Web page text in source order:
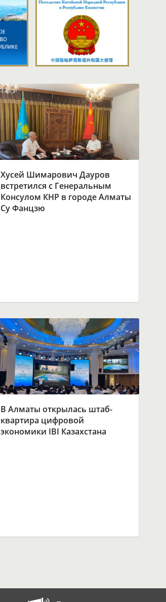
Хусей Шимарович Дауров
встретился с Генеральным
Консулом КНР в городе Алматы
Су Фанцзю
В Алматы открылась штаб-
квартира цифровой
экономики IBI Казахстана